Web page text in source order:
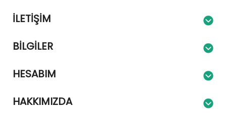
İLETIŞIM
BILGILER
HESABIM
HAKKIMIZDA